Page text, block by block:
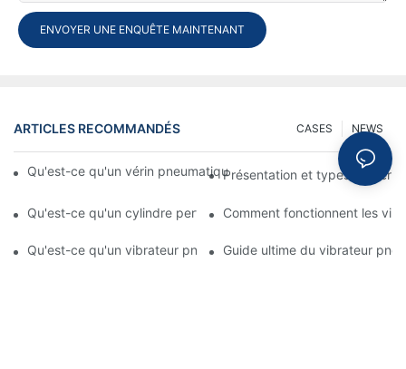
ENVOYER UNE ENQUÊTE MAINTENANT
ARTICLES RECOMMANDÉS NEWS
CASES
Qu'est-ce qu'un vérin pneumatique ? Types, composants et
Présentation et types de
Qu'est-ce qu'un cylindre perforateur ? Caractéristiques et
Comment fonctionnent les
Qu'est-ce qu'un vibrateur pneumatique ? Guide complet des
Guide ultime du vibrateur